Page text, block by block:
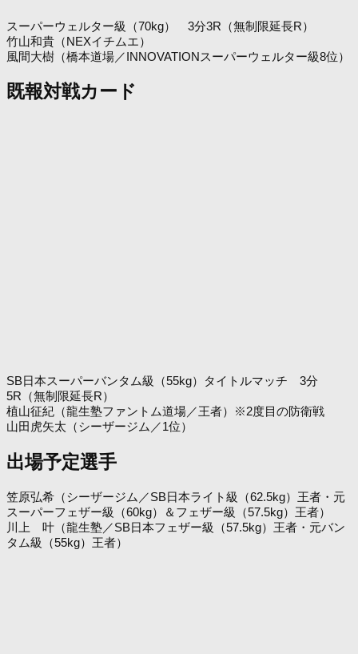
スーパーウェルター級（70kg） 3分3R（無制限延長R）
竹山和貴（NEXイチムエ）
風間大樹（橋本道場／INNOVATIONスーパーウェルター級8位）
既報対戦カード
SB日本スーパーバンタム級（55kg）タイトルマッチ 3分
5R（無制限延長R）
植山征紀（龍生塾ファントム道場／王者）※2度目の防衛戦
山田虎矢太（シーザージム／1位）
出場予定選手
笠原弘希（シーザージム／SB日本ライト級（62.5kg）王者・元
スーパーフェザー級（60kg）＆フェザー級（57.5kg）王者）
川上 叶（龍生塾／SB日本フェザー級（57.5kg）王者・元バン
タム級（55kg）王者）